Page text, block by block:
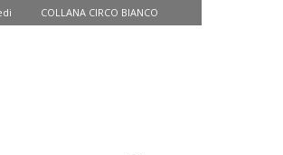
COLLANA CIRCO BIANCO